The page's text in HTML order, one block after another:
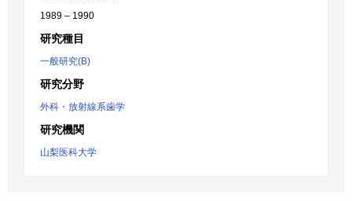
1989 – 1990
研究種目
一般研究(B)
研究分野
外科・放射線系歯学
研究機関
山梨医科大学